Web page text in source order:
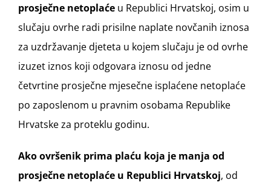
prosječne netoplaće u Republici Hrvatskoj, osim u
slučaju ovrhe radi prisilne naplate novčanih iznosa
za uzdržavanje djeteta u kojem slučaju je od ovrhe
izuzet iznos koji odgovara iznosu od jedne
četvrtine prosječne mjesečne isplaćene netoplaće
po zaposlenom u pravnim osobama Republike
Hrvatske za proteklu godinu.
Ako ovršenik prima plaću koja je manja od
prosječne netoplaće u Republici Hrvatskoj, od